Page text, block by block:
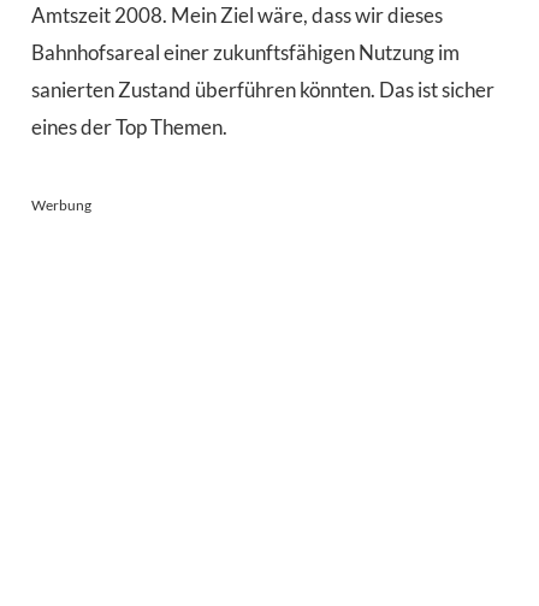
Amtszeit 2008. Mein Ziel wäre, dass wir dieses
Bahnhofsareal einer zukunftsfähigen Nutzung im
sanierten Zustand überführen könnten. Das ist sicher
eines der Top Themen.
Werbung